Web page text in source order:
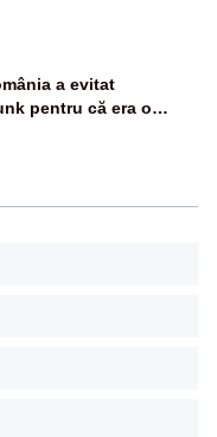
la robinet”
a evitat
pentru că era o
și fondurile de